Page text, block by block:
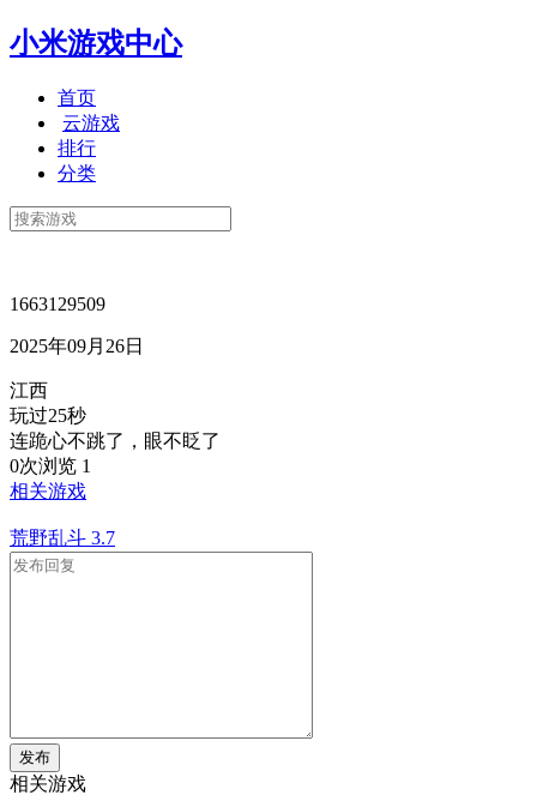
小米游戏中心
首页
云游戏
排行
分类
1663129509
2025年09月26日
江西
玩过25秒
连跪心不跳了，眼不眨了
0次浏览 1
相关游戏
荒野乱斗 3.7
发布
相关游戏